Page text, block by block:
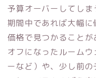
予算オーバーしてし
期間中であれば大幅
価格で見つかること
オフになったルーム
ーなど）や、少し前